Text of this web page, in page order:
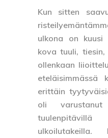
Kun sitten
ulkona on
kova tuuli,
ollenkaan
eteläisimmässä
erittäin
oli